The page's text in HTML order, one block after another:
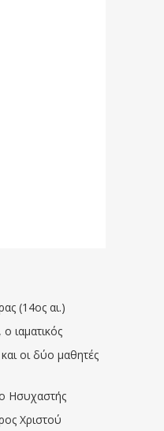
(14ος αι.)
ιαματικός
οι δύο μαθητές
ο Ησυχαστής
Χριστού